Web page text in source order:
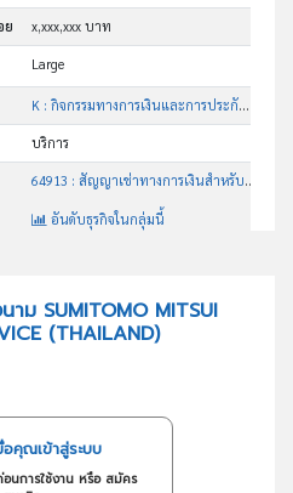
ย x,xxx,xxx บาท
Large
K : กิจกรรมทางการเงินและการประกันภัย
บริการ
64913 : สัญญาเช่าทางการเงินสำหรับสินค้าอุปโภค (ยกเว้นยานยนต์และ จักรยานยนต์)
อันดับธุรกิจในกลุ่มนี้
าม SUMITOMO MITSUI
(THAILAND)
คุณเข้าสู่ระบบ
นการใช้งาน หรือ สมัคร